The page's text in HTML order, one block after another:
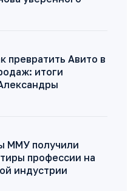
превратить Авито в
итоги
ММУ получили
профессии на
индустрии